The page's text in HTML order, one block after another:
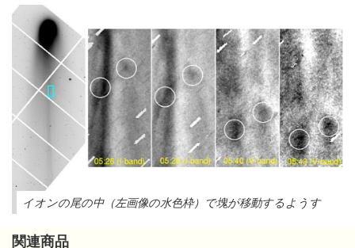
イオンの尾の中（左画像の水色枠）で塊が移動するようす
関連商品